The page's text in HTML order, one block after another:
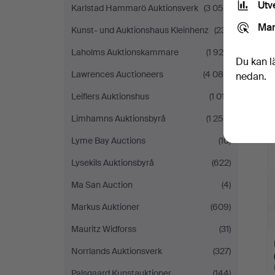
Karlstad Hammarö Auktionsverk (3 054)
Kunst- und Auktionshaus Kleinhenz (231)
Laholms Auktionskammare
(1 928)
Lawrences Auctioneers
(4 085)
Leiflers Auktionshus
(1 017)
Limhamns Auktionsbyrå
(1 250)
Lyme Bay Auctions
(10)
Lysekils Auktionsbyrå
(622)
Ma San Auction
(4)
Markus Auktioner
(609)
Mauritz Widforss
(31)
Norrlands Auktionsverk
(327)
Du kan
nedan.